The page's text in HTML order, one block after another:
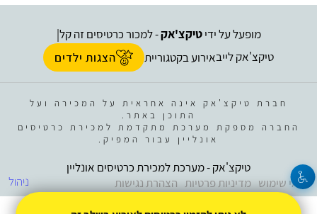
מופעל על ידיטיקצ'אק- למכור כרטיסים זה קל|
טיקצ'אק לייבאירוע בקטגוריית הצגות ילדים
חברת טיקצ'אק אינה אחראית על המכירה ועל
התוכן באתר.
החברה מספקת מערכת מתקדמת למכירת כרטיסים
אונליין עבור המפיק.
ניהול
טיקצ'אק - מערכת למכירת כרטיסים אונליין
תנאי שימוש מדיניות פרטיות הצהרת נגישות